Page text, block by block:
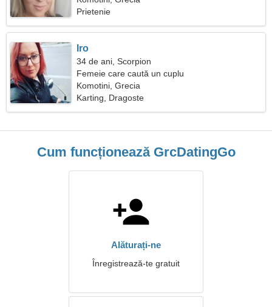
Prietenie
Iro
34 de ani, Scorpion
Femeie care caută un cuplu
Komotini, Grecia
Karting, Dragoste
Cum funcționează GrcDatingGo
Alăturați-ne
Înregistrează-te gratuit